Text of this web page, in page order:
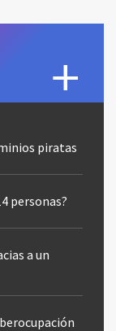
piratas
personas?
a un